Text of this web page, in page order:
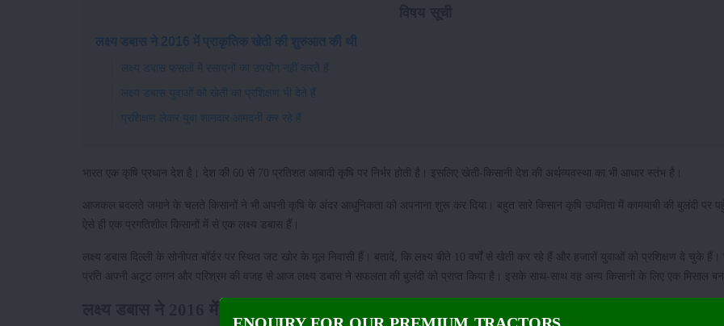
लक्ष्य डबास ने 2016 में प्राकृतिक खेती की शुरुआत की थी
लक्ष्य डबास फसलों में रसायनों का उपयोग नहीं करते हैं
लक्ष्य डबास युवाओं को खेती का प्रशिक्षण भी देते हैं
प्रशिक्षण लेकर युवा शानदार आमदनी कर रहे हैं
भारत एक कृषि प्रधान देश है। देश की 60 से 70 प्रतिशत आबादी कृषि पर निर्भर होती है। इसलिए खेती-किसानी देश की अर्थव्यवस्था का भी आधार स्तंभ है।
आजकल बदलते जमाने के चलते किसानों ने भी अपनी कृषि के अंदर आधुनिकता को अपनाना शुरू कर दिया। बहुत सारे किसान कृषि उघमिता में कामयाबी की बुलंदी पर
ऐसे ही एक प्रगतिशील किसानों में से एक लक्ष्य डबास हैं।
लक्ष्य डबास दिल्ली के सोनीपत बॉर्डर पर स्थित जट खोर के मूल निवासी हैं। बतादें, कि लक्ष्य बीते 10 वर्षों से खेती कर रहे हैं और हजारों युवाओं को प्रशिक्षण दे चुके
प्रति अपनी अटूट लगन और परिश्रम की वजह से आज लक्ष्य डबास ने सफलता की बुलंदी को प्राप्त किया है। इसके साथ-साथ वह अन्य किसानों के लिए एक मिसाल